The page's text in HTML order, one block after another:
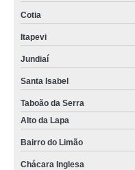
Cotia
Itapevi
Jundiaí
Santa Isabel
Taboão da Serra
Alto da Lapa
Bairro do Limão
Chácara Inglesa